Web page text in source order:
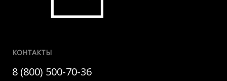
КОНТАКТЫ
8 (800) 500-70-36